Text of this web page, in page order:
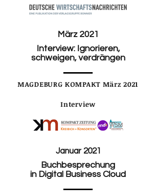
März 2021
Interview: Ignorieren,
schweigen, verdrängen
MAGDEBURG KOMPAKT März 2021
Interview
Januar 2021
Buchbesprechung
in Digital Business Cloud